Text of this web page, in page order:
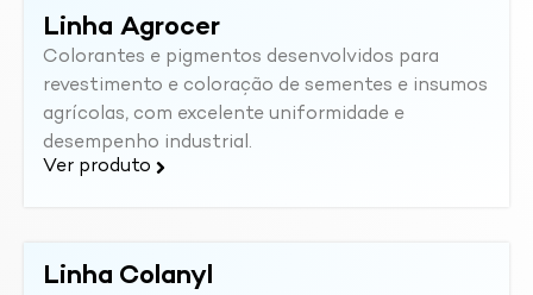
Linha Agrocer
Colorantes e pigmentos desenvolvidos para
revestimento e coloração de sementes e insumos
agrícolas, com excelente uniformidade e
desempenho industrial.
Ver produto
Linha Colanyl